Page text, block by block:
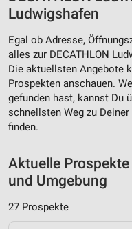
Ludwigshafen
Egal ob Adresse,
alles zur DECATHLON
Die aktuellsten Angebote
Prospekten anschauen.
gefunden hast, kannst Du
schnellsten Weg zu
finden.
Aktuelle
und Umgebung
27 Prospekte